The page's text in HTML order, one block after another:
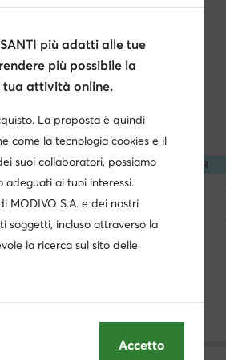
EO-ZIG DYNAMICA 6 100271438 · Scarpe running
9%
extra -10% Codice: SUMMER
Reebok
Scarpe running · Bianco
46,95€
più adatti alle tue
più possibile la
tua attività online.
La proposta è quindi
come la tecnologia cookies e il
suoi collaboratori, possiamo
ai tuoi interessi.
MODIVO S.A. e dei nostri
soggetti, incluso attraverso la
la ricerca sul sito delle
Accetto